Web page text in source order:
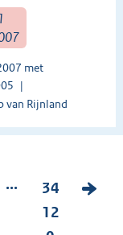
met
van Rijnland
...
P
a
34
12
V